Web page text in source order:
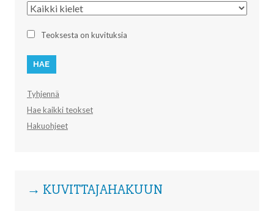
Kieli
Teoksesta on kuvituksia
Tyhjennä
Hae kaikki teokset
Hakuohjeet
→ KUVITTAJAHAKUUN